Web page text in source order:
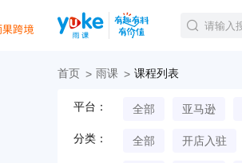
首页 雨课 课程列表
平台： 全部 亚马逊
分类： 全部 开店入驻